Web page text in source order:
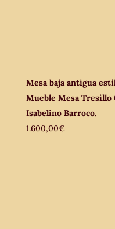
Mesa baja antigua
Mueble Mesa Tresillo
Isabelino Barroco.
1.600,00€